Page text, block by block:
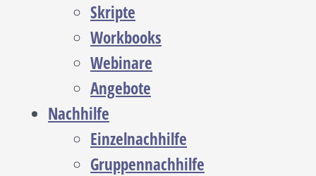
Skripte
Workbooks
Webinare
Angebote
Nachhilfe
Einzelnachhilfe
Gruppennachhilfe